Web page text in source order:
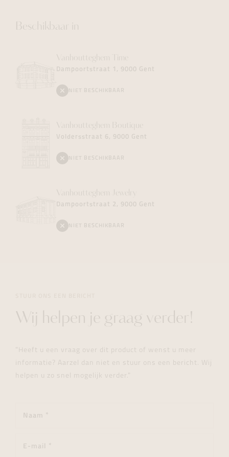
Beschikbaar in
Vanhoutteghem Time
Dampoortstraat 1, 9000 Gent
NIET BESCHIKBAAR
Vanhoutteghem Boutique
Voldersstraat 6, 9000 Gent
NIET BESCHIKBAAR
Vanhoutteghem Jewelry
Dampoortstraat 2, 9000 Gent
NIET BESCHIKBAAR
Wij helpen je graag verder!
"Heeft u een vraag over dit product of wenst u meer
informatie? Aarzel dan niet en stuur ons een bericht. Wij
helpen u zo snel mogelijk verder."